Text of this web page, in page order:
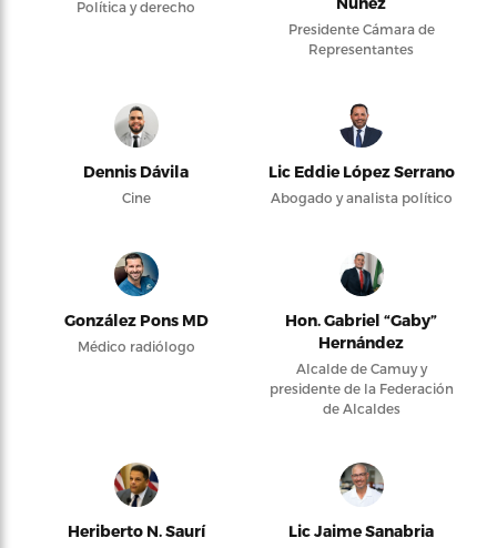
Política y derecho
Presidente Cámara de
Representantes
Dennis Dávila
Cine
Lic Eddie López Serrano
Abogado y analista político
González Pons MD
Médico radiólogo
Hon. Gabriel “Gaby”
Hernández
Alcalde de Camuy y
presidente de la Federación
de Alcaldes
Heriberto N. Saurí Lic Jaime Sanabria